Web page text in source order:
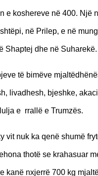
e koshereve në 400. Një
në Prilep, e në
Shaptej dhe në Suharekë.
të bimëve
livadhesh, bjeshke,
e rrallë e Trumzës.
vit nuk ka qenë shumë
thotë se krahasuar
kanë nxjerrë 700 kg